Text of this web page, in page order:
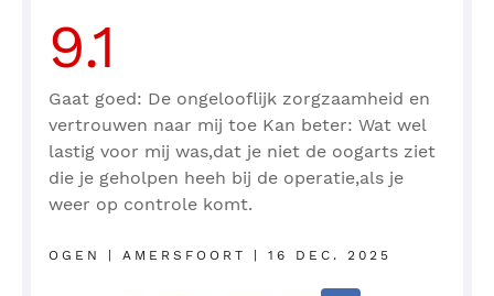
9.1
Gaat goed: De ongelooflijk zorgzaamheid en
vertrouwen naar mij toe Kan beter: Wat wel
lastig voor mij was,dat je niet de oogarts ziet
die je geholpen heeh bij de operatie,als je
weer op controle komt.
OGEN | AMERSFOORT | 16 DEC. 2025